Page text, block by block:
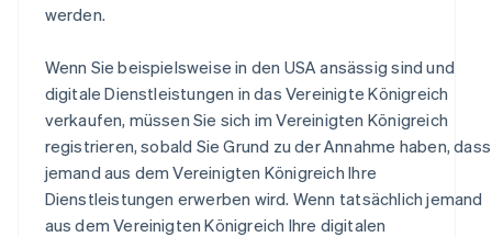
werden.
Wenn Sie beispielsweise in den USA ansässig sind und
digitale Dienstleistungen in das Vereinigte Königreich
verkaufen, müssen Sie sich im Vereinigten Königreich
registrieren, sobald Sie Grund zu der Annahme haben, dass
jemand aus dem Vereinigten Königreich Ihre
Dienstleistungen erwerben wird. Wenn tatsächlich jemand
aus dem Vereinigten Königreich Ihre digitalen